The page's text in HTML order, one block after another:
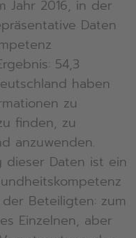
Jahr 2016, in der
Daten
54,3
haben
zu
finden, zu
anzuwenden.
Daten ist ein
Beteiligten: zum
Einzelnen, aber